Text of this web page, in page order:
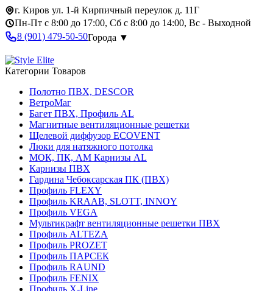
г. Киров ул. 1-й Кирпичный переулок д. 11Г
Пн-Пт с 8:00 до 17:00, Сб с 8:00 до 14:00, Вс - Выходной
8 (901) 479-50-50Города ▼
Категории Товаров
Полотно ПВХ, DESCOR
ВетроМаг
Багет ПВХ, Профиль AL
Магнитные вентиляционные решетки
Щелевой диффузор ECOVENT
Люки для натяжного потолка
МОК, ПК, АМ Карнизы AL
Карнизы ПВХ
Гардина Чебоксарская ПК (ПВХ)
Профиль FLEXY
Профиль KRAAB, SLOTT, INNOY
Профиль VEGA
Мультикрафт вентиляционные решетки ПВХ
Профиль ALTEZA
Профиль PROZET
Профиль ПАРСЕК
Профиль RAUND
Профиль FENIX
Профиль Х-Line